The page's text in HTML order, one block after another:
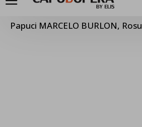
Papuci MARCELO BURLON, Rosu